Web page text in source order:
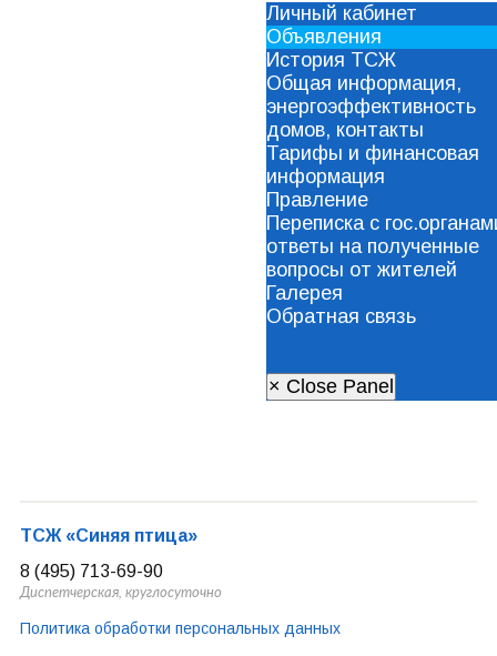
Личный кабинет
Объявления
История ТСЖ
Общая информация,
энергоэффективность
домов, контакты
Тарифы и финансовая
информация
Правление
Переписка с
ответы на полученные
вопросы от жителей
Галерея
Обратная связь
× Close Panel
ТСЖ «Синяя птица»
8 (495) 713-69-90
Диспетчерская, круглосуточно
Политика обработки персональных данных